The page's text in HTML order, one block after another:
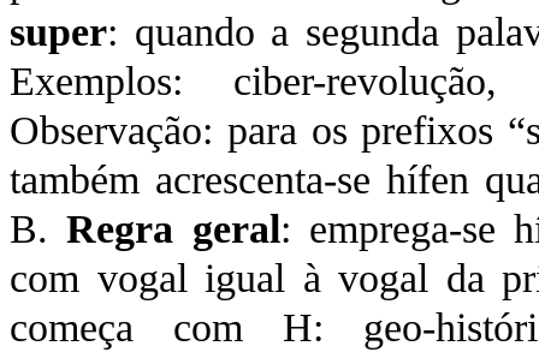
super: quando a segunda
Exemplos: ciber-
Observação: para os prefixos
também acrescenta-se hífen
B.Regra geral: emprega-se
com vogal igual à vogal da
começa com H: geo-